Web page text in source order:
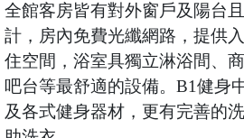
全館客房皆有對外窗戶及陽台
計，房內免費光纖網路，提供
住空間，浴室具獨立淋浴間、
吧台等最舒適的設備。B1健身
及各式健身器材，更有完善的